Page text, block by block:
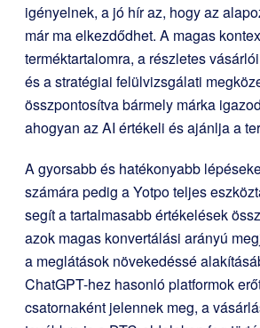
igényelnek, a jó hír az, hogy az
már ma elkezdődhet. A magas
terméktartalomra, a részletes
és a stratégiai felülvizsgálati
összpontosítva bármely márka
ahogyan az AI értékeli és ajánlja a
A gyorsabb és hatékonyabb
számára pedig a Yotpo teljes
segít a tartalmasabb értékelések
azok magas konvertálási arányú
a meglátások növekedéssé
ChatGPT-hez hasonló platformok
csatornaként jelennek meg, a